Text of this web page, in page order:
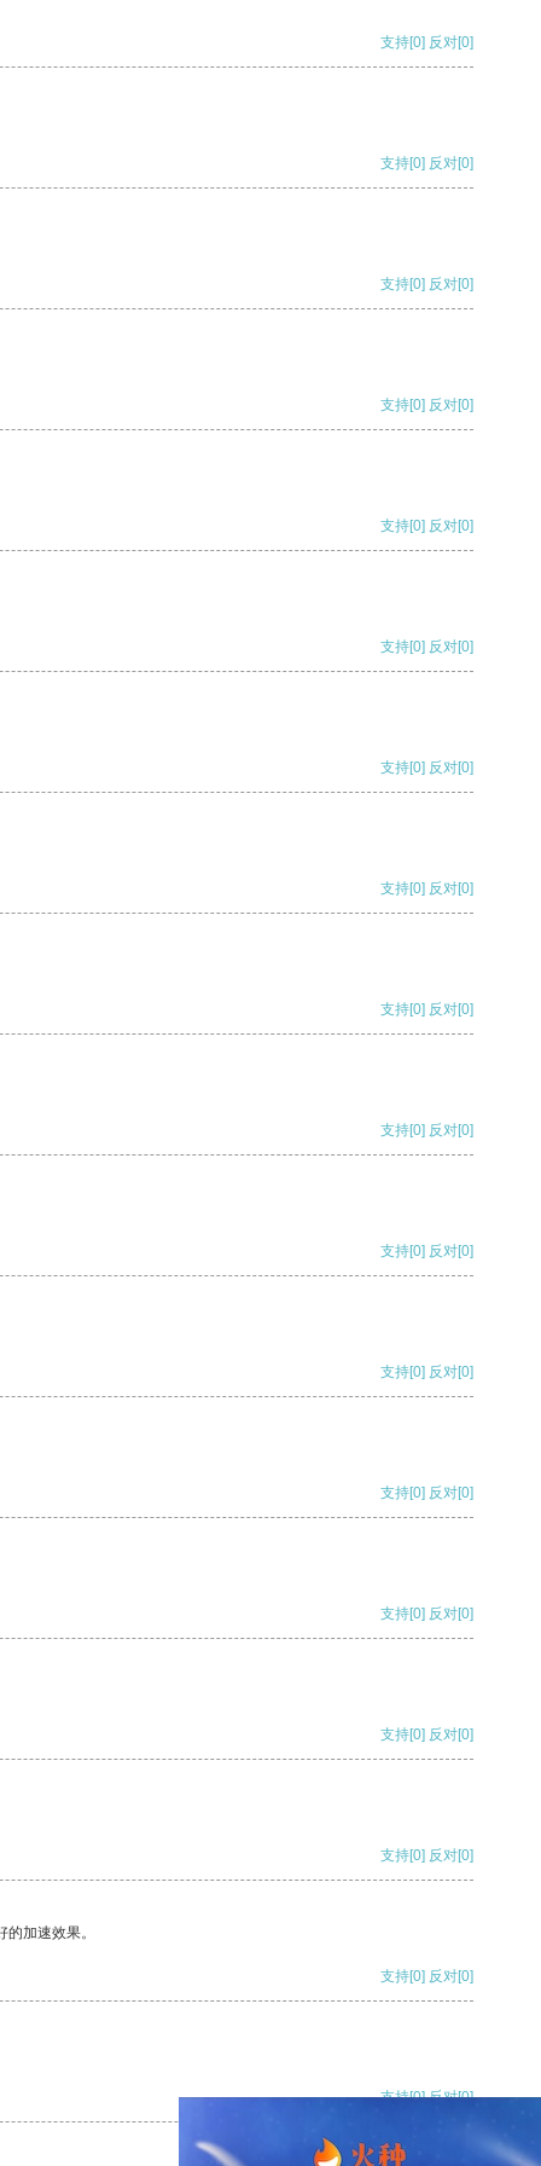
支持[0] 反对[0]
支持[0] 反对[0]
支持[0] 反对[0]
支持[0] 反对[0]
支持[0] 反对[0]
支持[0] 反对[0]
支持[0] 反对[0]
支持[0] 反对[0]
支持[0] 反对[0]
支持[0] 反对[0]
支持[0] 反对[0]
支持[0] 反对[0]
支持[0] 反对[0]
支持[0] 反对[0]
支持[0] 反对[0]
支持[0] 反对[0]
加速效果。
支持[0] 反对[0]
支持[0] 反对[0]